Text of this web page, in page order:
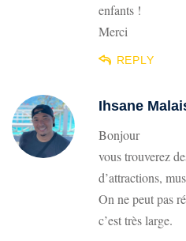
enfants !
Merci
REPLY
Ihsane
Bonjour
vous trouverez
d’attractions,
On ne peut pas
c’est très large.